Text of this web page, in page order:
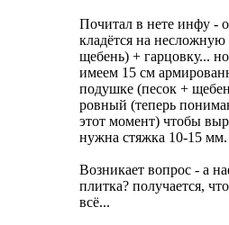
Почитал в нете инфу -
кладётся на
щебень) + гарцовку...
имеем 15 см
подушке (песок +
ровный (теперь
этот момент) чтобы
нужна стяжка 10-15 мм.
Возникает вопрос - а
плитка? получается,
всё...